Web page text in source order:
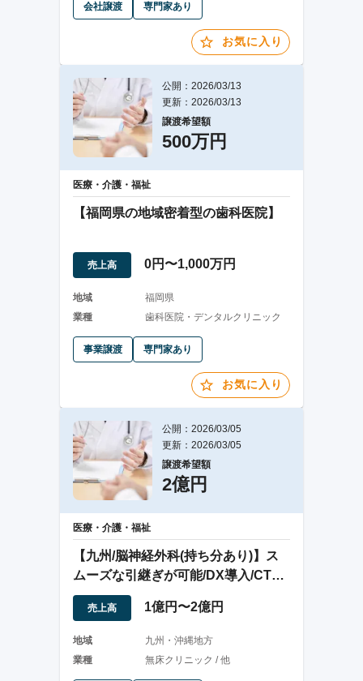
会社譲渡 専門家あり
お気に入り
公開：2026/03/13
更新：2026/03/13
譲渡希望額
500万円
医療・介護・福祉
【福岡県の地域密着型の歯科医院】
売上高 0円〜1,000万円
地域
福岡県
業種
歯科医院・デンタルクリニック
事業譲渡 専門家あり
お気に入り
公開：2026/03/05
更新：2026/03/05
譲渡希望額
2億円
医療・介護・福祉
【九州/脳神経外科(持ち分あり)】ス
ムーズな引継ぎが可能/DX導入/CT・
MRI
売上高 1億円〜2億円
地域
九州・沖縄地方
業種
無床クリニック / 他